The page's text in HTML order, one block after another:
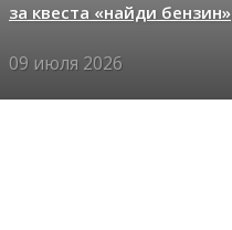
за квеста «найди бензин»
09 июля 2026